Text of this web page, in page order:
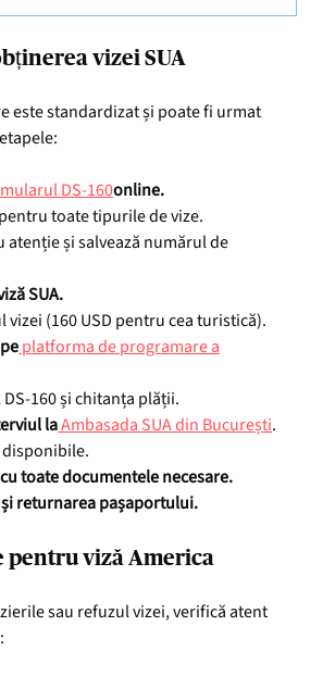
vizei SUA
este standardizat și poate fi urmat
DS-160online.
toate tipurile de vize.
atenție și salvează numărul de
SUA.
(160 USD pentru cea turistică).
platforma de programare a
160 și chitanța plății.
laAmbasada SUA din București.
disponibile.
toate documentele necesare.
returnarea pașaportului.
pentru viză America
sau refuzul vizei, verifică atent